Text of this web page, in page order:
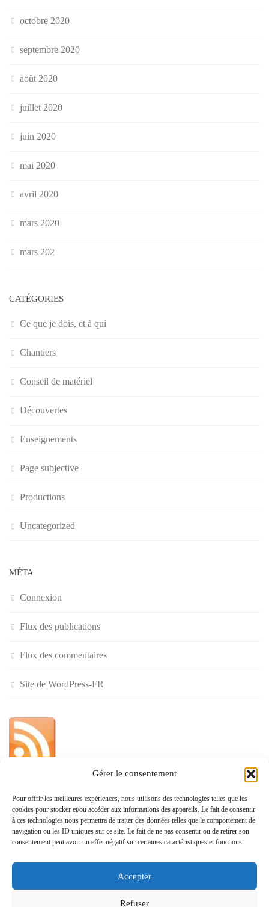
Gérer le consentement
Pour offrir les meilleures expériences, nous utilisons des technologies telles que les
cookies pour stocker et/ou accéder aux informations des appareils. Le fait de consentir
à ces technologies nous permettra de traiter des données telles que le comportement de
navigation ou les ID uniques sur ce site. Le fait de ne pas consentir ou de retirer son
consentement peut avoir un effet négatif sur certaines caractéristiques et fonctions.
Accepter
Refuser
octobre 2020
septembre 2020
août 2020
juillet 2020
juin 2020
mai 2020
avril 2020
mars 2020
mars 202
CATÉGORIES
Ce que je dois, et à qui
Chantiers
Conseil de matériel
Découvertes
Enseignements
Page subjective
Productions
Uncategorized
MÉTA
Connexion
Flux des publications
Flux des commentaires
Site de WordPress-FR
»
Politique de confidentialité
www.monvoisin.xyz © 2026. Tous droits réservés.